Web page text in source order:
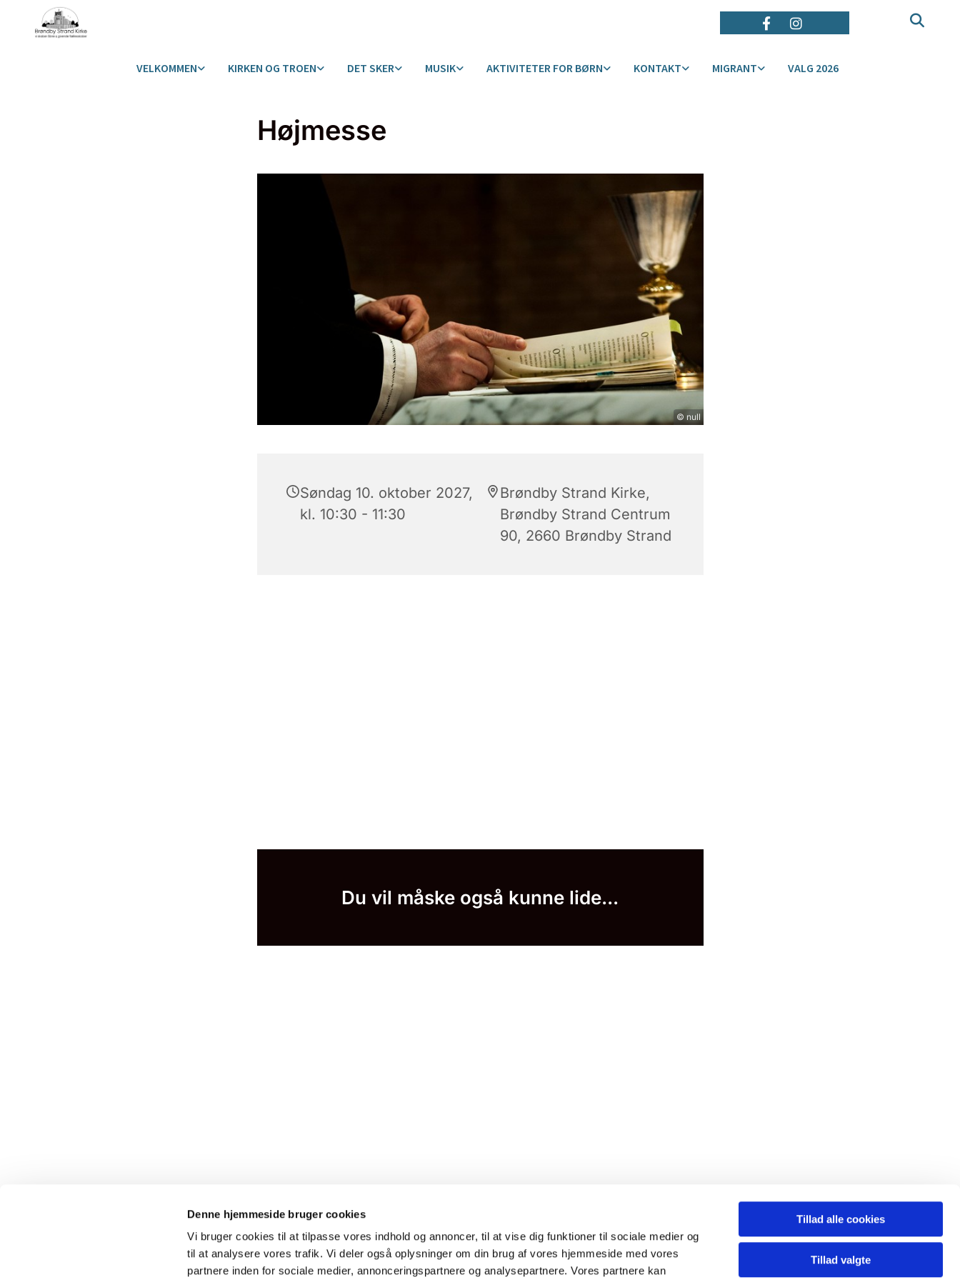
Denne hjemmeside bruger cookies
Vi bruger cookies til at tilpasse vores indhold og annoncer, til at vise dig funktioner til sociale medier og
til at analysere vores trafik. Vi deler også oplysninger om din brug af vores hjemmeside med vores
partnere inden for sociale medier, annonceringspartnere og analysepartnere. Vores partnere kan
Tillad alle cookies
Tillad valgte
VELKOMMEN KIRKEN OG TROEN DET SKER MUSIK AKTIVITETER FOR BØRN KONTAKT MIGRANT VALG 2026
Højmesse
© null
Søndag 10. oktober 2027,
kl. 10:30 - 11:30
Brøndby Strand Kirke,
Brøndby Strand Centrum
90, 2660 Brøndby Strand
Du vil måske også kunne lide...